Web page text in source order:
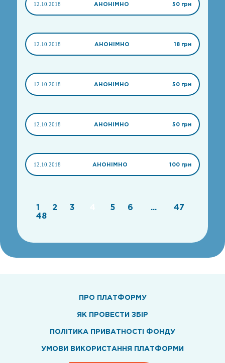
12.10.2018 АНОНІМНО 50 грн
12.10.2018 АНОНІМНО 18 грн
12.10.2018 АНОНІМНО 50 грн
12.10.2018 АНОНІМНО 50 грн
12.10.2018 АНОНІМНО 100 грн
1 2 3 5 6 ...
47
48
ПРО ПЛАТФОРМУ
ЯК ПРОВЕСТИ ЗБІР
ПОЛІТИКА ПРИВАТНОСТІ ФОНДУ
УМОВИ ВИКОРИСТАННЯ ПЛАТФОРМИ